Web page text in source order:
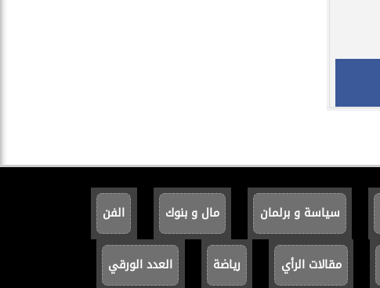
سياسة و برلمان مال و بنوك الفن
مقالات الرأي رياضة العدد الورقي